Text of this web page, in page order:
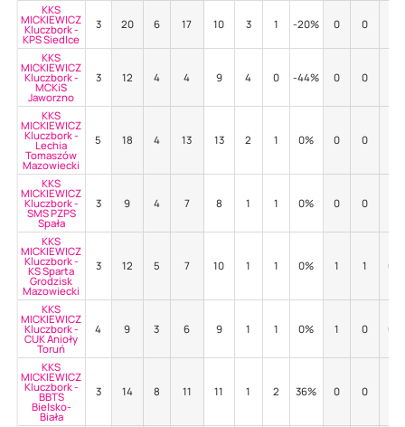
KKS
MICKIEWICZ
Kluczbork -
KPS Siedlce
3 20 6 17 10 3 1 -20% 0 0
KKS
MICKIEWICZ
Kluczbork -
MCKiS
Jaworzno
3 12 4 4 9 4 0 -44% 0 0
KKS
MICKIEWICZ
Kluczbork -
Lechia
Tomaszów
Mazowiecki
5 18 4 13 13 2 1 0% 0 0
KKS
MICKIEWICZ
Kluczbork -
SMS PZPS
Spała
3 9 4 7 8 1 1 0% 0 0
KKS
MICKIEWICZ
Kluczbork -
KS Sparta
Grodzisk
Mazowiecki
3 12 5 7 10 1 1 0% 1 1 0%
KKS
MICKIEWICZ
Kluczbork -
CUK Anioły
Toruń
4 9 3 6 9 1 1 0% 1 0 0%
KKS
MICKIEWICZ
Kluczbork -
BBTS
Bielsko-
Biała
3 14 8 11 11 1 2 36% 0 0